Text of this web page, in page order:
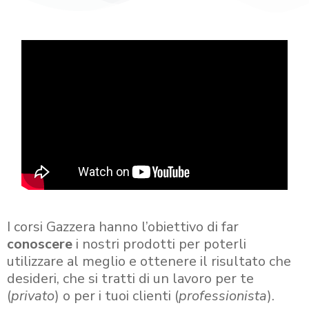
I corsi Gazzera hanno l’obiettivo di far
conoscere i nostri prodotti per poterli
utilizzare al meglio e ottenere il risultato che
desideri, che si tratti di un lavoro per te
(privato) o per i tuoi clienti (professionista).